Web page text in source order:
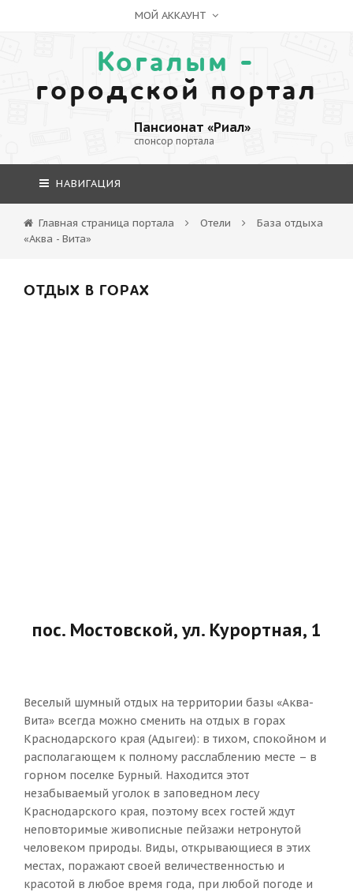
МОЙ АККАУНТ
Когалым -
городской портал
Пансионат «Риал»
спонсор портала
НАВИГАЦИЯ
Главная страница портала Отели
База отдыха
«Аква - Вита»
ОТДЫХ В ГОРАХ
пос. Мостовской, ул. Курортная, 1
Веселый шумный отдых на территории базы «Аква-
Вита» всегда можно сменить на отдых в горах
Краснодарского края (Адыгеи): в тихом, спокойном и
располагающем к полному расслаблению месте – в
горном поселке Бурный. Находится этот
незабываемый уголок в заповедном лесу
Краснодарского края, поэтому всех гостей ждут
неповторимые живописные пейзажи нетронутой
человеком природы. Виды, открывающиеся в этих
местах, поражают своей величественностью и
красотой в любое время года, при любой погоде и